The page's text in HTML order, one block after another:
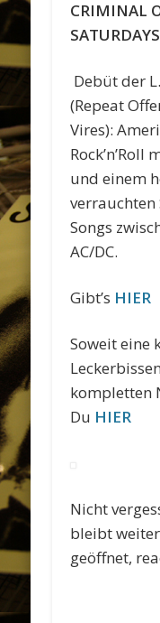
CRIMINAL
Debüt der
(Repeat
Vires):
und einem
verrauchten
Songs
AC/DC.
Gibt’s HIER
Soweit eine
kompletten
Du HIER
Nicht
bleibt
geöffnet,